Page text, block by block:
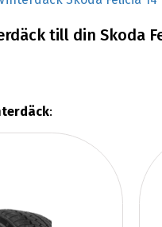
till din Skoda
: